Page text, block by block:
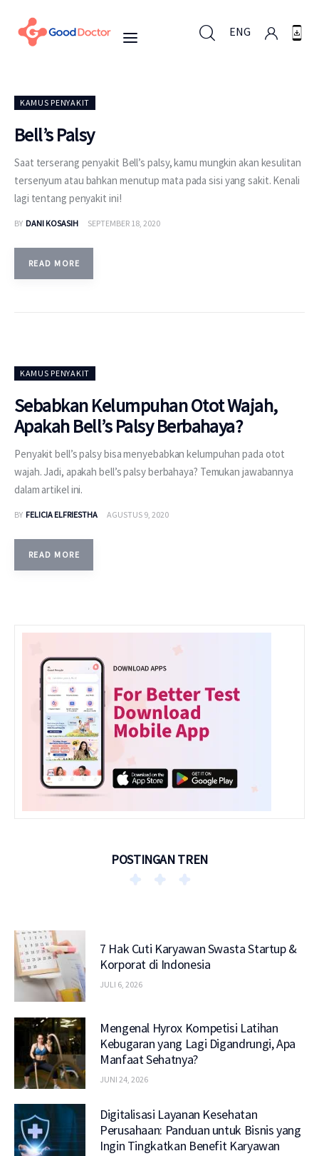
ENG
Untuk Bisnis
Untuk Anda
Mengapa Good Doctor
Berita
KAMUS PENYAKIT
Bell’s Palsy
Saat terserang penyakit Bell’s palsy, kamu mungkin akan kesulitan
tersenyum atau bahkan menutup mata pada sisi yang sakit. Kenali
lagi tentang penyakit ini!
BY DANI KOSASIH SEPTEMBER 18, 2020
READ MORE
KAMUS PENYAKIT
Sebabkan Kelumpuhan Otot Wajah,
Apakah Bell’s Palsy Berbahaya?
Penyakit bell’s palsy bisa menyebabkan kelumpuhan pada otot
wajah. Jadi, apakah bell’s palsy berbahaya? Temukan jawabannya
dalam artikel ini.
BY FELICIA ELFRIESTHA AGUSTUS 9, 2020
READ MORE
POSTINGAN TREN
7 Hak Cuti Karyawan Swasta Startup &
Korporat di Indonesia
JULI 6, 2026
Mengenal Hyrox Kompetisi Latihan
Kebugaran yang Lagi Digandrungi, Apa
Manfaat Sehatnya?
JUNI 24, 2026
Digitalisasi Layanan Kesehatan
Perusahaan: Panduan untuk Bisnis yang
Ingin Tingkatkan Benefit Karyawan